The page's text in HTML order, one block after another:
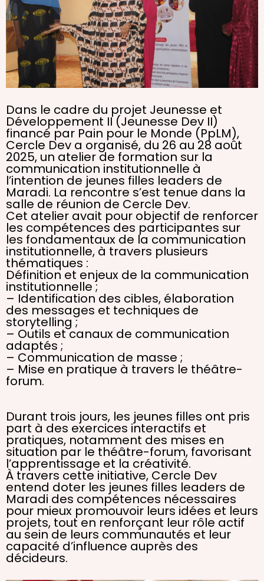
Dans le cadre du projet Jeunesse et
Développement II (Jeunesse Dev II)
financé par Pain pour le Monde (PpLM),
Cercle Dev a organisé, du 26 au 28 août
2025, un atelier de formation sur la
communication institutionnelle à
l’intention de jeunes filles leaders de
Maradi. La rencontre s’est tenue dans la
salle de réunion de Cercle Dev.
Cet atelier avait pour objectif de renforcer
les compétences des participantes sur
les fondamentaux de la communication
institutionnelle, à travers plusieurs
thématiques :
Définition et enjeux de la communication
institutionnelle ;
– Identification des cibles, élaboration
des messages et techniques de
storytelling ;
– Outils et canaux de communication
adaptés ;
– Communication de masse ;
– Mise en pratique à travers le théâtre-
forum.
Durant trois jours, les jeunes filles ont pris
part à des exercices interactifs et
pratiques, notamment des mises en
situation par le théâtre-forum, favorisant
l’apprentissage et la créativité.
À travers cette initiative, Cercle Dev
entend doter les jeunes filles leaders de
Maradi des compétences nécessaires
pour mieux promouvoir leurs idées et leurs
projets, tout en renforçant leur rôle actif
au sein de leurs communautés et leur
capacité d’influence auprès des
décideurs.